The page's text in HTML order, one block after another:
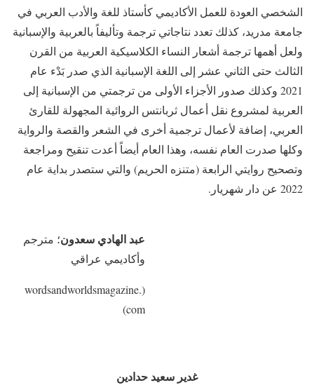
الشخصي العودة للعمل الأكاديمي كأستاذ للغة والأدب العربي في
جامعة مدريد، كذلك تعدد نتاجاتي ترجمة وتأليفاً بالعربية والإسبانية
ولعل أهمها ترجمة أشعار النساء الكلاسيكية العربية من القرن
الثالث حتى الثاني عشر إلى اللغة الإسبانية الذي صدر بَدْء عام
2021 وكذلك صدور الأجزاء الأولى من ترجمتي من الإسبانية إلى
العربية لمشروع نقل أعمال ثربانتس الروائية المجهولة للقارئ
العربي، إضافة لأعمال ترجمية أخرى في الشعر والقصة والرواية
وكلها صدرت العام نفسه، وهذا العام أيضاً أعدت تنقيح ومراجعة
وتصحيح روايتي الرابعة (متنزه الحريم) والتي ستصدر بداية عام
2022 عن دار شهريار.
عبد الهادي سعدون؛ مترجم
وأكاديمي عراقي
(wordsandworldsmagazine.
com)
غدير سعيد حدادين